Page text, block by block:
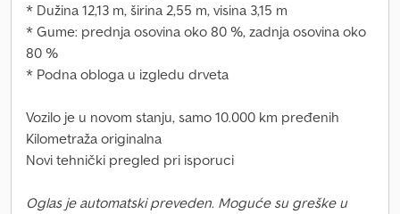
* Dužina 12,13 m, širina 2,55 m, visina 3,15 m
* Gume: prednja osovina oko 80 %, zadnja osovina oko
80 %
* Podna obloga u izgledu drveta
Vozilo je u novom stanju, samo 10.000 km pređenih
Kilometraža originalna
Novi tehnički pregled pri isporuci
Oglas je automatski preveden. Moguće su greške u